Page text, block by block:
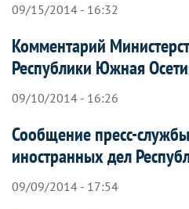
09/15/2014 - 16:32
Комментарий
Республики Южная
09/10/2014 - 16:26
Сообщение пресс-
иностранных дел
09/09/2014 - 17:54